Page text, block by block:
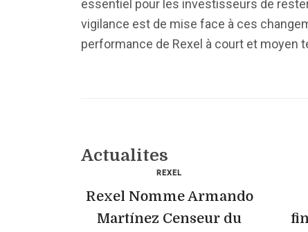
essentiel pour les investisseurs de
vigilance est de mise face à ces
performance de Rexel à court et moyen
Actualites
REXEL
Rexel Nomme Armando
Martínez Censeur du